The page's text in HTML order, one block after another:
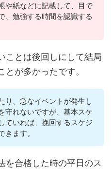
や紙などに記載して、目で
、勉強する時間を認識する
ことは後回しにして結局
が多かったです。
り、急なイベントが発生し
守れないですが、基本スケ
ていれば、挽回するスケジ
きます。
を合格した時の平日のス